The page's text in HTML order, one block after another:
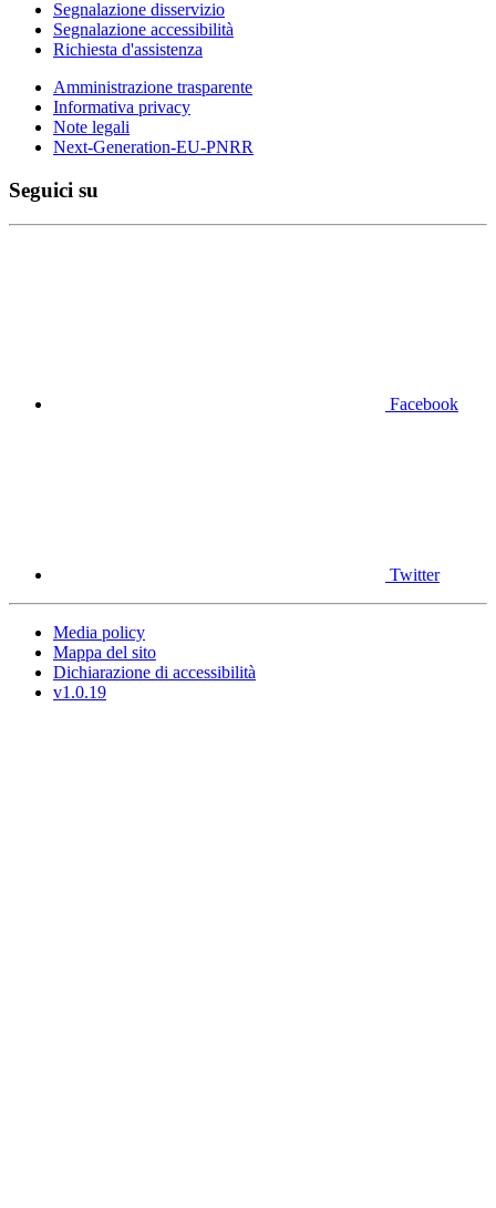
Segnalazione disservizio
Segnalazione accessibilità
Richiesta d'assistenza
Amministrazione trasparente
Informativa privacy
Note legali
Next-Generation-EU-PNRR
Seguici su
Facebook
Twitter
Media policy
Mappa del sito
Dichiarazione di accessibilità
v1.0.19